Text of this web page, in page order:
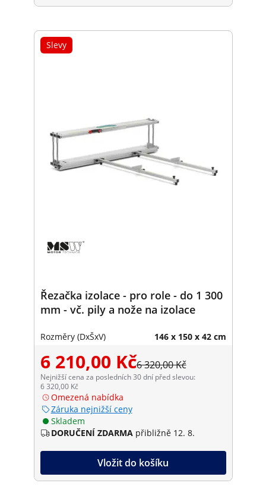
Slevy
Řezačka izolace - pro role - do 1 300
mm - vč. pily a nože na izolace
Rozměry (DxŠxV) 146 x 150 x 42 cm
6 210,00 Kč6 320,00 Kč
Nejnižší cena za posledních 30 dní před slevou:
6 320,00 Kč
Omezená nabídka
Záruka nejnižší ceny
Skladem
DORUČENÍ ZDARMA přibližně 12. 8.
Vložit do košíku